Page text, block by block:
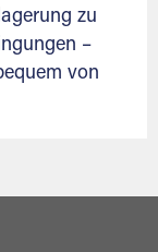
zu
–
von